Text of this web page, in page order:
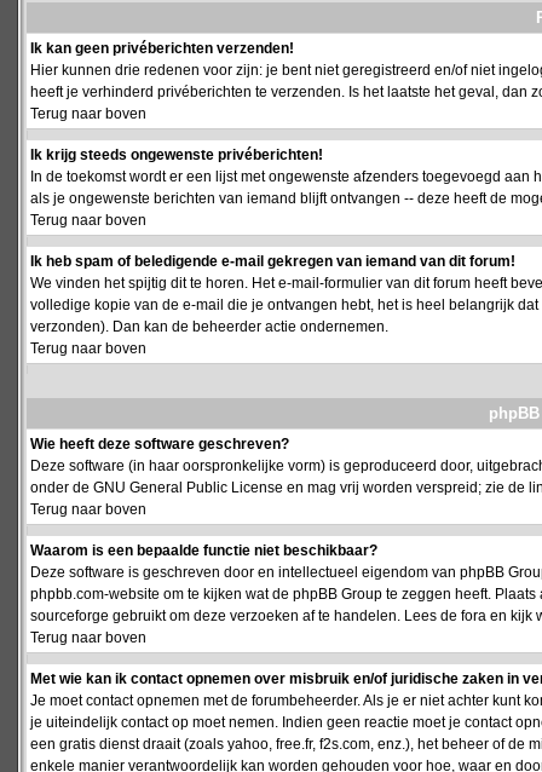
Ik kan geen privéberichten verzenden!
Hier kunnen drie redenen voor zijn: je bent niet geregistreerd en/of niet
heeft je verhinderd privéberichten te verzenden. Is het laatste het geval, dan
Terug naar boven
Ik krijg steeds ongewenste privéberichten!
In de toekomst wordt er een lijst met ongewenste afzenders toegevoegd
als je ongewenste berichten van iemand blijft ontvangen -- deze heeft de
Terug naar boven
Ik heb spam of beledigende e-mail gekregen van iemand van dit forum!
We vinden het spijtig dit te horen. Het e-mail-formulier van dit forum heeft
volledige kopie van de e-mail die je ontvangen hebt, het is heel belangrijk
verzonden). Dan kan de beheerder actie ondernemen.
Terug naar boven
Wie heeft deze software geschreven?
Deze software (in haar oorspronkelijke vorm) is geproduceerd door,
onder de GNU General Public License en mag vrij worden verspreid; zie de
Terug naar boven
Waarom is een bepaalde functie niet beschikbaar?
Deze software is geschreven door en intellectueel eigendom van phpBB
phpbb.com-website om te kijken wat de phpBB Group te zeggen heeft.
sourceforge gebruikt om deze verzoeken af te handelen. Lees de fora en
Terug naar boven
Met wie kan ik contact opnemen over misbruik en/of juridische zaken in
Je moet contact opnemen met de forumbeheerder. Als je er niet achter kunt
je uiteindelijk contact op moet nemen. Indien geen reactie moet je contact
een gratis dienst draait (zoals yahoo, free.fr, f2s.com, enz.), het beheer of
enkele manier verantwoordelijk kan worden gehouden voor hoe, waar en